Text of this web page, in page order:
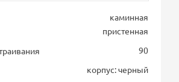
каминная
пристенная
90
корпус: черный